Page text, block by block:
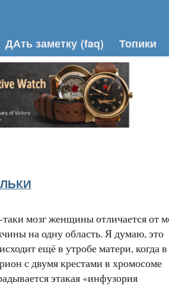
ДАть заметку (faq) Топики
мозг женщины отличается от
на одну область. Я думаю, это
ещё в утробе матери, когда в
с двумя крестами в хромосоме
этакая «инфузория